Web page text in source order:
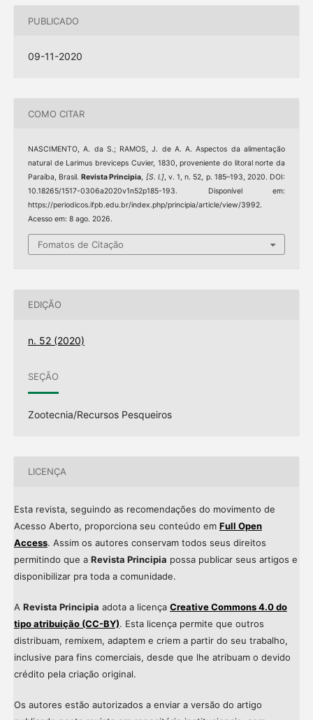
PUBLICADO
09-11-2020
COMO CITAR
NASCIMENTO, A. da S.; RAMOS, J. de A. A. Aspectos da alimentação
natural de Larimus breviceps Cuvier, 1830, proveniente do litoral norte da
Paraíba, Brasil.Revista Principia, [S. l.], v. 1, n. 52, p. 185–193, 2020. DOI:
10.18265/1517-0306a2020v1n52p185-193. Disponível em:
https://periodicos.ifpb.edu.br/index.php/principia/article/view/3992.
Acesso em: 8 ago. 2026.
Fomatos de Citação
EDIÇÃO
n. 52 (2020)
SEÇÃO
Zootecnia/Recursos Pesqueiros
LICENÇA
Esta revista, seguindo as recomendações do movimento de
Acesso Aberto, proporciona seu conteúdo em Full Open
Access. Assim os autores conservam todos seus direitos
permitindo que a Revista Principia possa publicar seus artigos e
disponibilizar pra toda a comunidade.
A Revista Principia adota a licença Creative Commons 4.0 do
tipo atribuição (CC-BY). Esta licença permite que outros
distribuam, remixem, adaptem e criem a partir do seu trabalho,
inclusive para fins comerciais, desde que lhe atribuam o devido
crédito pela criação original.
Os autores estão autorizados a enviar a versão do artigo